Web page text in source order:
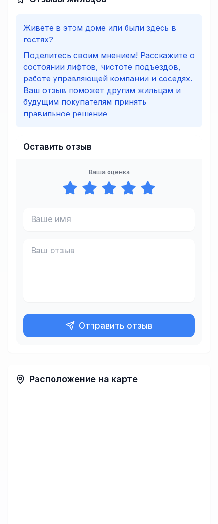
Живете в этом доме или были здесь в
гостях?
Поделитесь своим мнением! Расскажите о
состоянии лифтов, чистоте подъездов,
работе управляющей компании и соседях.
Ваш отзыв поможет другим жильцам и
будущим покупателям принять
правильное решение
Оставить отзыв
Ваша оценка
Отправить отзыв
Расположение на карте